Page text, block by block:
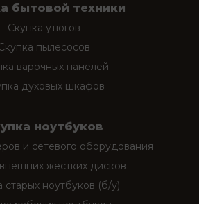
бытовой техники
Скупка утюгов
пылесосов
варочных панелей
духовых шкафов
ноутбуков
и сетевого оборудования
жестких дисков
старых ноутбуков (б/у)